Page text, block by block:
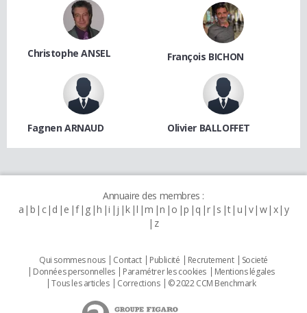
Christophe ANSEL François BICHON
Fagnen ARNAUD Olivier BALLOFFET
Annuaire des membres :
a b c d e f g h i j k l m n o p q r s t u v w x y
z
Qui sommes nous Contact Publicité Recrutement
Societé
Données personnelles
Paramétrer les cookies
Mentions légales
Tous les articles
Corrections © 2022 CCM Benchmark